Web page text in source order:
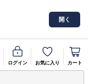
開く
ログイン お気に入り カート